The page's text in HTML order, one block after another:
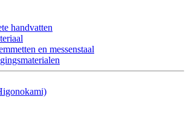
handvatten
en messenstaal